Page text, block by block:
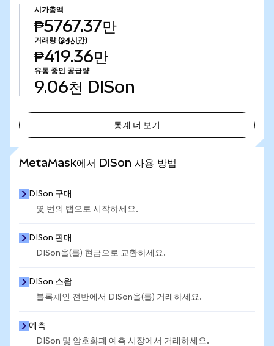
시가총액
₱5767.37만
거래량 (24시간)
₱419.36만
유통 중인 공급량
9.06천 DISon
통계 더 보기
MetaMask에서 DISon 사용 방법
DISon 구매
몇 번의 탭으로 시작하세요.
DISon 판매
DISon을(를) 현금으로 교환하세요.
DISon 스왑
블록체인 전반에서 DISon을(를) 거래하세요.
예측
DISon 및 암호화폐 예측 시장에서 거래하세요.